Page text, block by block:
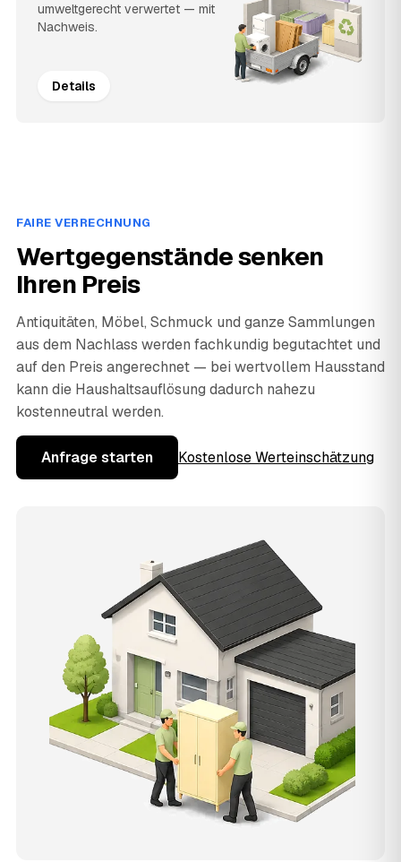
umweltgerecht verwertet — mit
Nachweis.
Details
FAIRE VERRECHNUNG
Wertgegenstände senken
Ihren Preis
Antiquitäten, Möbel, Schmuck und ganze Sammlungen
aus dem Nachlass werden fachkundig begutachtet und
auf den Preis angerechnet — bei wertvollem Hausstand
kann die Haushaltsauflösung dadurch nahezu
kostenneutral werden.
Anfrage starten Kostenlose Werteinschätzung